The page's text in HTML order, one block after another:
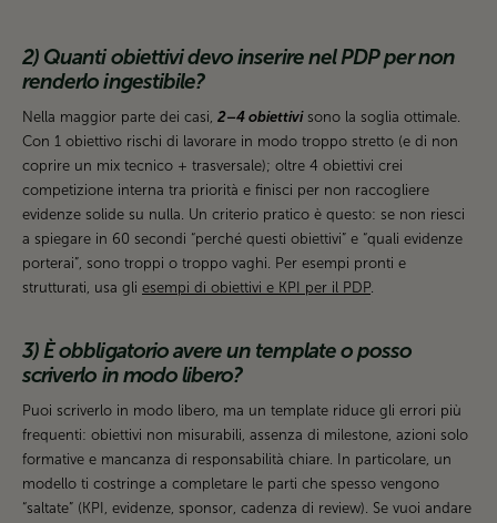
2) Quanti obiettivi devo inserire nel PDP per non
renderlo ingestibile?
Nella maggior parte dei casi, 2–4 obiettivisono la soglia ottimale.
Con 1 obiettivo rischi di lavorare in modo troppo stretto (e di non
coprire un mix tecnico + trasversale); oltre 4 obiettivi crei
competizione interna tra priorità e finisci per non raccogliere
evidenze solide su nulla. Un criterio pratico è questo: se non riesci
a spiegare in 60 secondi “perché questi obiettivi” e “quali evidenze
porterai”, sono troppi o troppo vaghi. Per esempi pronti e
strutturati, usa gli esempi di obiettivi e KPI per il PDP.
3) È obbligatorio avere un template o posso
scriverlo in modo libero?
Puoi scriverlo in modo libero, ma un template riduce gli errori più
frequenti: obiettivi non misurabili, assenza di milestone, azioni solo
formative e mancanza di responsabilità chiare. In particolare, un
modello ti costringe a completare le parti che spesso vengono
“saltate” (KPI, evidenze, sponsor, cadenza di review). Se vuoi andare